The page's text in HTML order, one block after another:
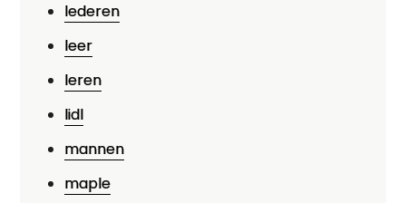
lederen
leer
leren
lidl
mannen
maple